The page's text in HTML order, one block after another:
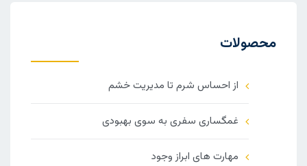
محصولات
از احساس شرم تا مدیریت خشم
غمگساری سفری به سوی بهبودی
مهارت های ابراز وجود